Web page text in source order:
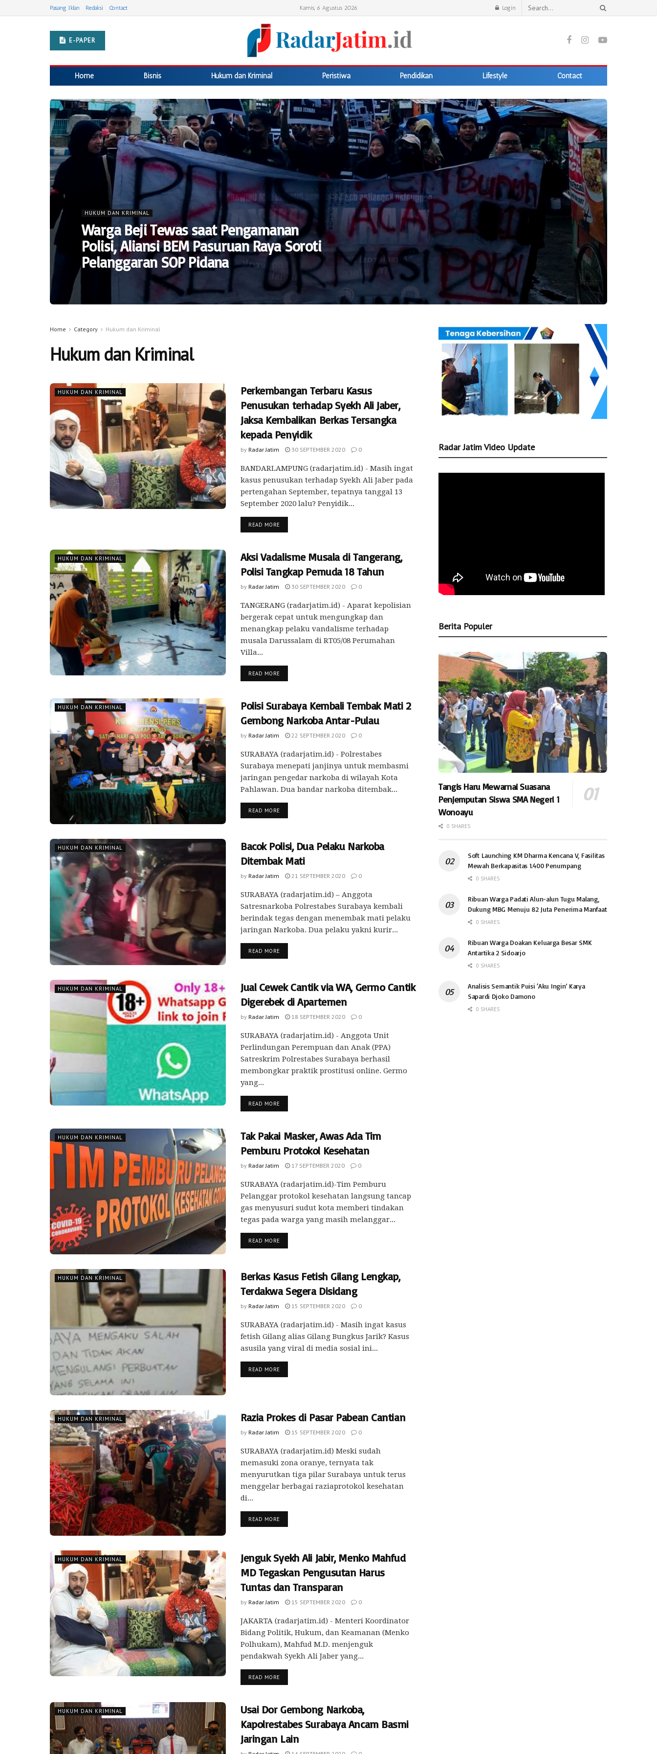
Pasang Iklan Redaksi Contact Kamis, 6 Agustus 2026 Login
E-PAPER
Home Bisnis Hukum dan Kriminal Peristiwa Pendidikan Lifestyle Contact
HUKUM DAN KRIMINAL
Warga Beji Tewas saat Pengamanan
Polisi, Aliansi BEM Pasuruan Raya Soroti
Pelanggaran SOP Pidana
Home Category Hukum dan Kriminal
Hukum dan Kriminal
HUKUM DAN KRIMINAL
Perkembangan Terbaru Kasus
Penusukan terhadap Syekh Ali Jaber,
Jaksa Kembalikan Berkas Tersangka
kepada Penyidik
by Radar Jatim 30 SEPTEMBER 2020 0
BANDARLAMPUNG (radarjatim.id) - Masih ingat
kasus penusukan terhadap Syekh Ali Jaber pada
pertengahan September, tepatnya tanggal 13
September 2020 lalu? Penyidik...
READ MORE
HUKUM DAN KRIMINAL
Aksi Vadalisme Musala di Tangerang,
Polisi Tangkap Pemuda 18 Tahun
by Radar Jatim 30 SEPTEMBER 2020 0
TANGERANG (radarjatim.id) - Aparat kepolisian
bergerak cepat untuk mengungkap dan
menangkap pelaku vandalisme terhadap
musala Darussalam di RT05/08 Perumahan
Villa...
READ MORE
HUKUM DAN KRIMINAL
Polisi Surabaya Kembali Tembak Mati 2
Gembong Narkoba Antar-Pulau
by Radar Jatim 22 SEPTEMBER 2020 0
SURABAYA (radarjatim.id) - Polrestabes
Surabaya menepati janjinya untuk membasmi
jaringan pengedar narkoba di wilayah Kota
Pahlawan. Dua bandar narkoba ditembak...
READ MORE
HUKUM DAN KRIMINAL
Bacok Polisi, Dua Pelaku Narkoba
Ditembak Mati
by Radar Jatim 21 SEPTEMBER 2020 0
SURABAYA (radarjatim.id) – Anggota
Satresnarkoba Polrestabes Surabaya kembali
berindak tegas dengan menembak mati pelaku
jaringan Narkoba. Dua pelaku yakni kurir...
READ MORE
HUKUM DAN KRIMINAL
Jual Cewek Cantik via WA, Germo Cantik
Digerebek di Apartemen
by Radar Jatim 18 SEPTEMBER 2020 0
SURABAYA (radarjatim.id) - Anggota Unit
Perlindungan Perempuan dan Anak (PPA)
Satreskrim Polrestabes Surabaya berhasil
membongkar praktik prostitusi online. Germo
yang...
READ MORE
HUKUM DAN KRIMINAL
Tak Pakai Masker, Awas Ada Tim
Pemburu Protokol Kesehatan
by Radar Jatim 17 SEPTEMBER 2020 0
SURABAYA (radarjatim.id)-Tim Pemburu
Pelanggar protokol kesehatan langsung tancap
gas menyusuri sudut kota memberi tindakan
tegas pada warga yang masih melanggar...
READ MORE
HUKUM DAN KRIMINAL
Berkas Kasus Fetish Gilang Lengkap,
Terdakwa Segera Disidang
by Radar Jatim 15 SEPTEMBER 2020 0
SURABAYA (radarjatim.id) - Masih ingat kasus
fetish Gilang alias Gilang Bungkus Jarik? Kasus
asusila yang viral di media sosial ini...
READ MORE
HUKUM DAN KRIMINAL Razia Prokes di Pasar Pabean Cantian
by Radar Jatim 15 SEPTEMBER 2020 0
SURABAYA (radarjatim.id) Meski sudah
memasuki zona oranye, ternyata tak
menyurutkan tiga pilar Surabaya untuk terus
menggelar berbagai raziaprotokol kesehatan
di...
READ MORE
HUKUM DAN KRIMINAL
Jenguk Syekh Ali Jabir, Menko Mahfud
MD Tegaskan Pengusutan Harus
Tuntas dan Transparan
by Radar Jatim 15 SEPTEMBER 2020 0
JAKARTA (radarjatim.id) - Menteri Koordinator
Bidang Politik, Hukum, dan Keamanan (Menko
Polhukam), Mahfud M.D. menjenguk
pendakwah Syekh Ali Jaber yang...
READ MORE
HUKUM DAN KRIMINAL
Usai Dor Gembong Narkoba,
Kapolrestabes Surabaya Ancam Basmi
Jaringan Lain
Radar Jatim Video Update
Berita Populer
Tangis Haru Mewarnai Suasana
Penjemputan Siswa SMA Negeri 1
Wonoayu
0 SHARES
Soft Launching KM Dharma Kencana V, Fasilitas
Mewah Berkapasitas 1.400 Penumpang
0 SHARES
Ribuan Warga Padati Alun-alun Tugu Malang,
Dukung MBG Menuju 82 Juta Penerima Manfaat
0 SHARES
Ribuan Warga Doakan Keluarga Besar SMK
Antartika 2 Sidoarjo
0 SHARES
Analisis Semantik Puisi ‘Aku Ingin’ Karya
Sapardi Djoko Damono
0 SHARES